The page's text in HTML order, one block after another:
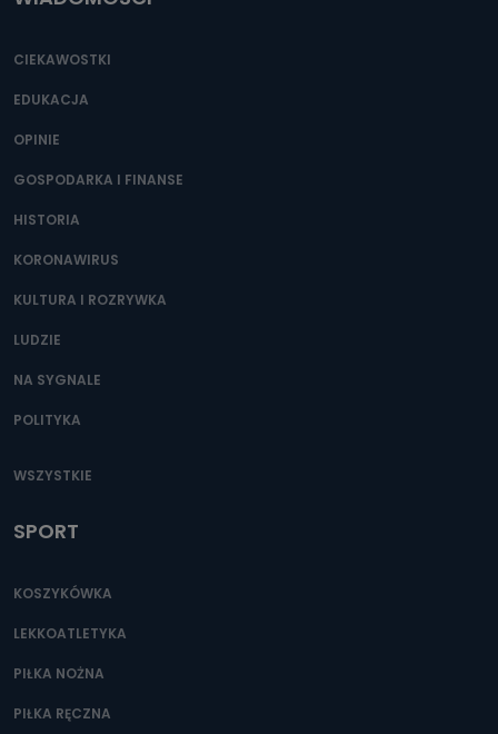
CIEKAWOSTKI
EDUKACJA
OPINIE
GOSPODARKA I FINANSE
HISTORIA
KORONAWIRUS
KULTURA I ROZRYWKA
LUDZIE
NA SYGNALE
POLITYKA
WSZYSTKIE
SPORT
KOSZYKÓWKA
LEKKOATLETYKA
PIŁKA NOŻNA
PIŁKA RĘCZNA